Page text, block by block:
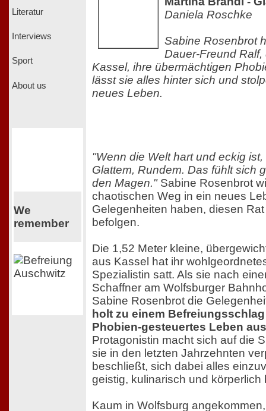
Literatur
Interviews
Sport
About us
We
remember
Daniela Roschke
Sabine Rosenbrot
Dauer-Freund
Kassel, ihre übermächtigen
lässt sie alles hinter sich und
neues Leben.
"Wenn die Welt hart und eckig
Glattem, Rundem. Das fühlt sich
den Magen."Sabine Rosenbrot
chaotischen Weg in ein neues
Gelegenheiten haben, diesen
befolgen.
Die 1,52 Meter kleine,
aus Kassel hat ihr
Spezialistin satt. Als sie nach
Schaffner am Wolfsburger
Sabine Rosenbrot die
holt zu einem
Phobien-gesteuertes Leben aus
Protagonistin macht sich auf die
sie in den letzten Jahrzehnten
beschließt, sich dabei alles
geistig, kulinarisch und körperlich
Kaum in Wolfsburg